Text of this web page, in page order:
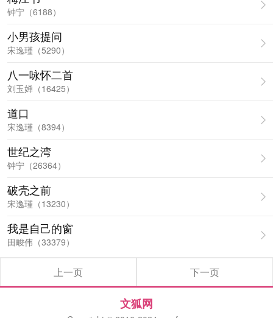
钟宁（6188）
小男孩提问
宋逸瑾（5290）
八一咏怀二首
刘玉婵（16425）
道口
宋逸瑾（8394）
世纪之湾
钟宁（26364）
破壳之前
宋逸瑾（13230）
我是自己的窗
田畯伟（33379）
上一页 下一页
文狐网